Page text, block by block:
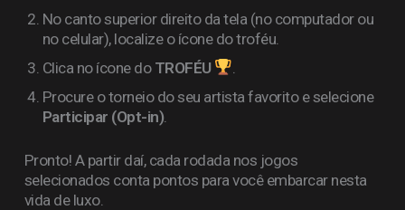
No canto superior direito da tela (no computador ou
no celular), localize o ícone do troféu.
Clica no ícone do TROFÉU
Procure o torneio do seu artista favorito e selecione
Participar (Opt-in)
Pronto! A partir daí, cada rodada nos jogos
selecionados conta pontos para você embarcar nesta
vida de luxo.